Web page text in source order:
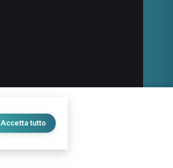
Accetta tutto